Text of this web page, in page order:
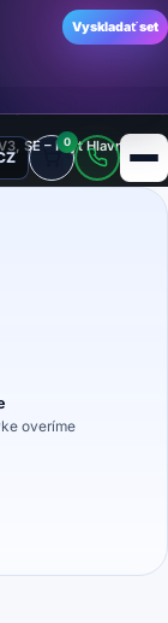
Vyskladať set
0
SE – Kryt Hlavnej
overíme